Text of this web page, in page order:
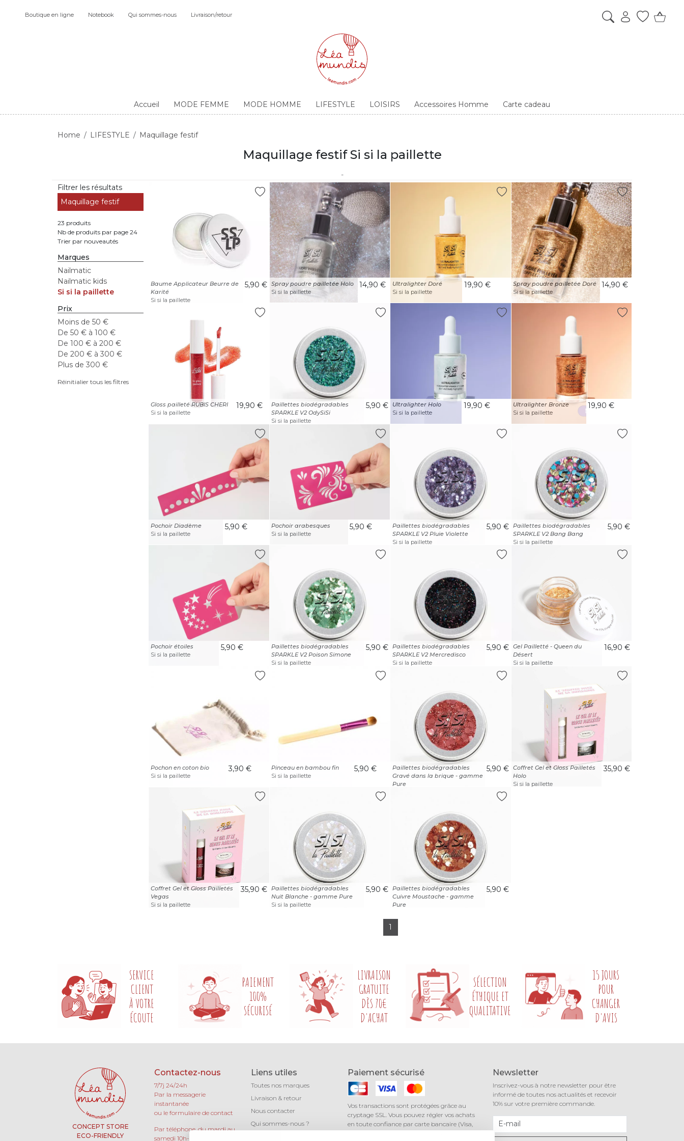
Boutique en ligne Notebook Qui sommes-nous Livraison/retour
Accueil MODE FEMME MODE HOMME LIFESTYLE LOISIRS Accessoires Homme Carte cadeau
Home LIFESTYLE Maquillage festif
Maquillage festif Si si la paillette
-
Filtrer les résultats
Maquillage festif
23 produits
Nb de produits par page 24
Trier par nouveautés
Marques
Nailmatic
Nailmatic kids
Si si la paillette
Prix
Moins de 50 €
De 50 € à 100 €
De 100 € à 200 €
De 200 € à 300 €
Plus de 300 €
Réinitialier tous les filtres
Baume Applicateur Beurre de
Karité
Si si la paillette
5,90 € Spray poudre pailletée Holo
Si si la paillette
14,90 €
Ultralighter Doré
Si si la paillette
19,90 €
Spray poudre pailletée Doré
Si si la paillette
14,90 €
Gloss pailleté RUBIS CHERI
Si si la paillette
19,90 €
Paillettes biodégradables
SPARKLE V2 OdySiSi
Si si la paillette
5,90 €
Ultralighter Holo
Si si la paillette
19,90 €
Ultralighter Bronze
Si si la paillette
19,90 €
Pochoir Diadème
Si si la paillette
5,90 €
Pochoir arabesques
Si si la paillette
5,90 €
Paillettes biodégradables
SPARKLE V2 Pluie Violette
Si si la paillette
5,90 €
Paillettes biodégradables
SPARKLE V2 Bang Bang
Si si la paillette
5,90 €
Pochoir étoiles
Si si la paillette
5,90 €
Paillettes biodégradables
SPARKLE V2 Poison Simone
Si si la paillette
5,90 €
Paillettes biodégradables
SPARKLE V2 Mercredisco
Si si la paillette
5,90 € Gel Pailletté - Queen du
Désert
Si si la paillette
16,90 €
Pochon en coton bio
Si si la paillette
3,90 €
Pinceau en bambou fin
Si si la paillette
5,90 €
Paillettes biodégradables
Gravé dans la brique - gamme
Pure
5,90 € Coffret Gel et Gloss Pailletés
Holo
Si si la paillette
35,90 €
Coffret Gel et Gloss Pailletés
Vegas
Si si la paillette
35,90 € Paillettes biodégradables
Nuit Blanche - gamme Pure
Si si la paillette
5,90 €
Paillettes biodégradables
Cuivre Moustache - gamme
Pure
5,90 €
1
SERVICE
CLIENT
À VOTRE
ÉCOUTE
PAIEMENT
100%
SÉCURISÉ
LIVRAISON
GRATUITE
DÈS 70€
D'ACHAT
SÉLECTION
ÉTHIQUE ET
QUALITATIVE
15 JOURS
POUR
CHANGER
D'AVIS
CONCEPT STORE
ECO-FRIENDLY
Contactez-nous
7/7j 24/24h
Par la messagerie
instantanée
ou le formulaire de contact
Par téléphone, du mardi au
samedi 10h-13h / 15h-19h au
Liens utiles
Toutes nos marques
Livraison & retour
Nous contacter
Qui sommes-nous ?
Paiement sécurisé
Vos transactions sont protégées grâce au
cryptage SSL. Vous pouvez régler vos achats
en toute confiance par carte bancaire (Visa,
Newsletter
Inscrivez-vous à notre newsletter pour être
informé de toutes nos actualités et recevoir
10% sur votre première commande.